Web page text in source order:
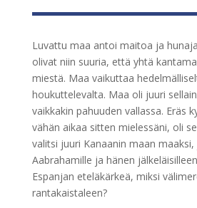
Luvattu maa antoi maitoa ja
olivat niin suuria, että yhtä
miestä. Maa vaikuttaa
houkuttelevalta. Maa oli juuri
vaikkakin pahuuden vallassa. Eräs
vähän aikaa sitten mielessäni, oli
valitsi juuri Kanaanin maan
Aabrahamille ja hänen
Espanjan eteläkärkeä, miksi
rantakaistaleen?